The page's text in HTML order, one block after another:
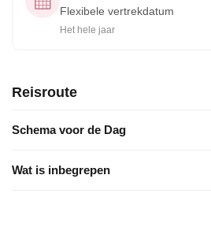
Flexibele vertrekdatum
Het hele jaar
Reisroute
Schema voor de Dag
Wat is inbegrepen